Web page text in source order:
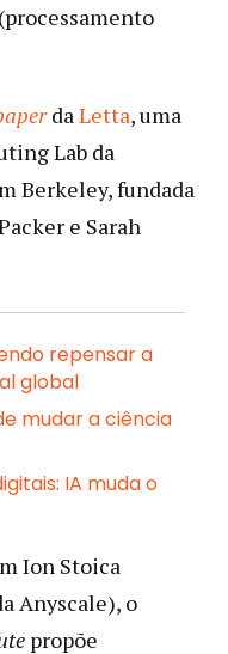
(processamento
daLetta, uma
Lab da
Berkeley, fundada
e Sarah
repensar a
global
mudar a ciência
IA muda o
Ion Stoica
Anyscale), o
propõe